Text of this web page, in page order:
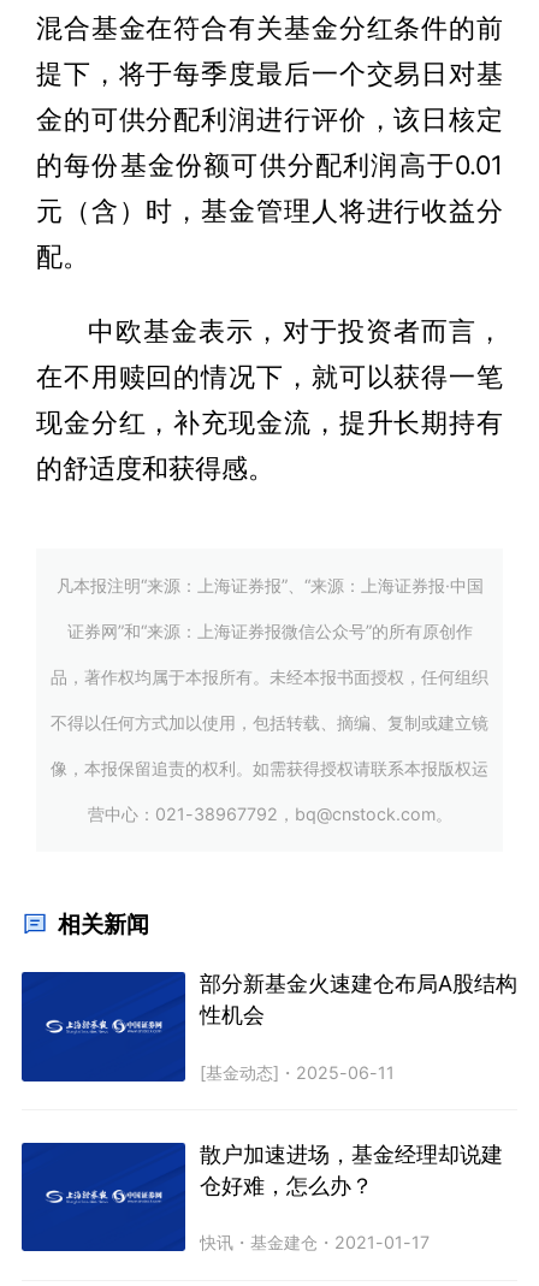
混合基金在符合有关基金分红条件的前
提下，将于每季度最后一个交易日对基
金的可供分配利润进行评价，该日核定
的每份基金份额可供分配利润高于0.01
元（含）时，基金管理人将进行收益分
配。
中欧基金表示，对于投资者而言，
在不用赎回的情况下，就可以获得一笔
现金分红，补充现金流，提升长期持有
的舒适度和获得感。
凡本报注明“来源：上海证券报”、“来源：上海证券报·中国
证券网”和“来源：上海证券报微信公众号”的所有原创作
品，著作权均属于本报所有。未经本报书面授权，任何组织
不得以任何方式加以使用，包括转载、摘编、复制或建立镜
像，本报保留追责的权利。如需获得授权请联系本报版权运
营中心：021-38967792，bq@cnstock.com。
相关新闻
部分新基金火速建仓布局A股结构
性机会
[基金动态] ・ 2025-06-11
散户加速进场，基金经理却说建
仓好难，怎么办？
快讯 ・基金建仓 ・ 2021-01-17